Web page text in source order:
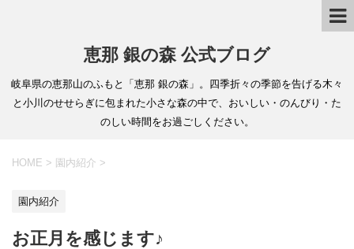
恵那 銀の森 公式ブログ
岐阜県の恵那山のふもと「恵那 銀の森」。四季折々の季節を告げる木々
と小川のせせらぎに包まれた小さな森の中で、おいしい・のんびり・た
のしい時間をお過ごしください。
HOME > 園内紹介 >
園内紹介
お正月を感じます♪